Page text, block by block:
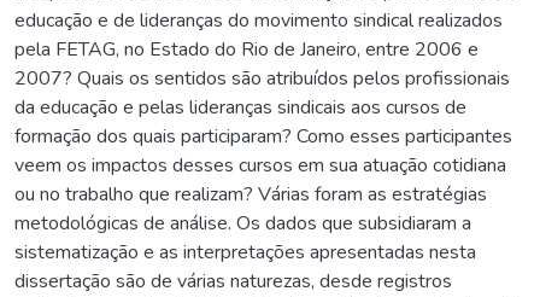
educação e de lideranças do movimento sindical realizados
pela FETAG, no Estado do Rio de Janeiro, entre 2006 e
2007? Quais os sentidos são atribuídos pelos profissionais
da educação e pelas lideranças sindicais aos cursos de
formação dos quais participaram? Como esses participantes
veem os impactos desses cursos em sua atuação cotidiana
ou no trabalho que realizam? Várias foram as estratégias
metodológicas de análise. Os dados que subsidiaram a
sistematização e as interpretações apresentadas nesta
dissertação são de várias naturezas, desde registros